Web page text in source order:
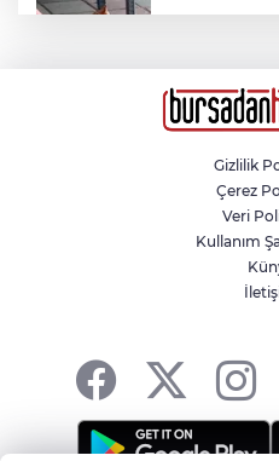
Ablasını
Kumsalın
malzemeler
Gizlilik
Çerez
Veri
Kullanım